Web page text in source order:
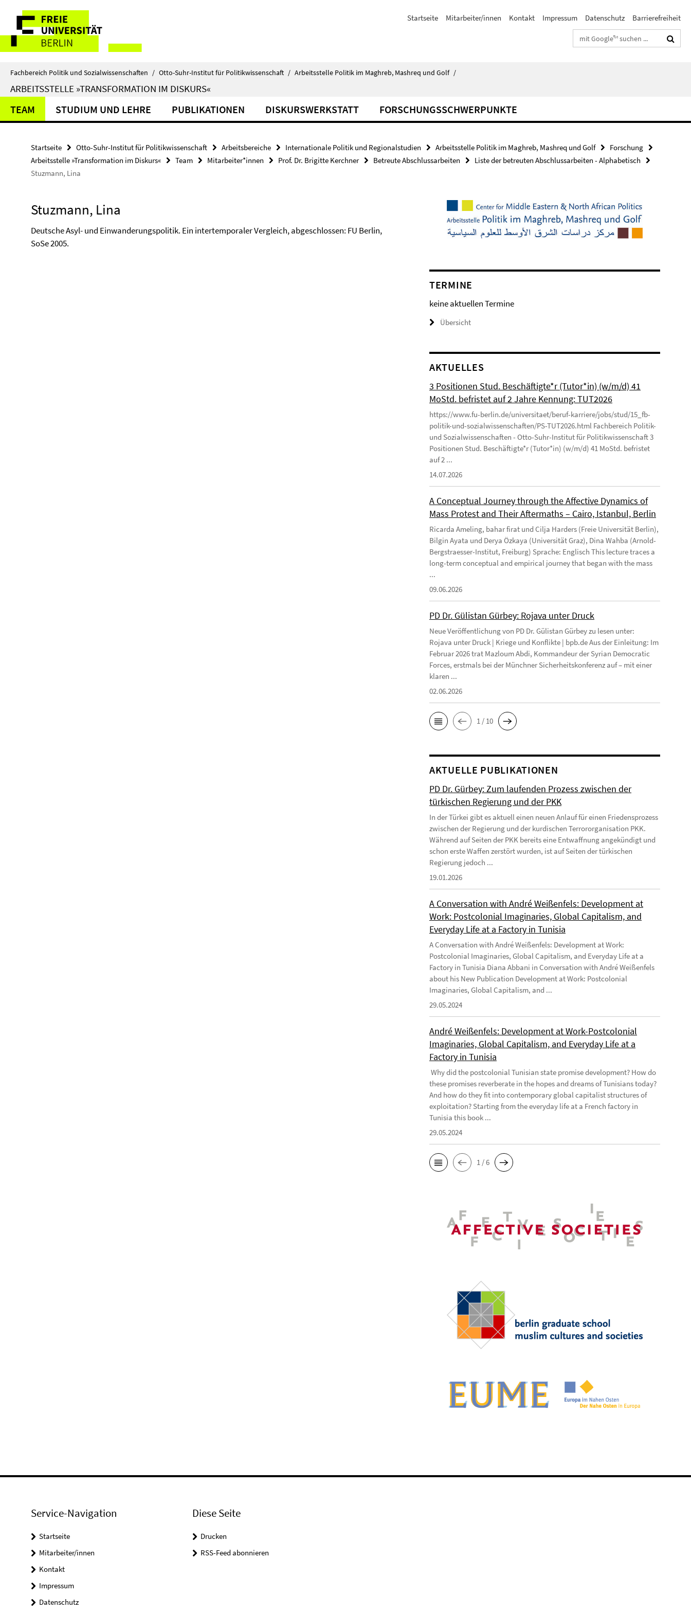
direkt
Inhalt
Service-
Navigation
Startseite Mitarbeiter/innen Kontakt Impressum Datenschutz
Barrierefreiheit
Suchbegriffe
Fachbereich Politik und Sozialwissenschaften / Otto-Suhr-Institut für Politikwissenschaft / Arbeitsstelle Politik im Maghreb, Mashreq und Golf /
ARBEITSSTELLE »TRANSFORMATION IM DISKURS«
TEAM STUDIUM UND LEHRE PUBLIKATIONEN DISKURSWERKSTATT FORSCHUNGSSCHWERPUNKTE
Startseite Otto-Suhr-Institut für Politikwissenschaft Arbeitsbereiche Internationale Politik und Regionalstudien Arbeitsstelle Politik im Maghreb, Mashreq und Golf
Forschung
Arbeitsstelle »Transformation im Diskurs«
Team Mitarbeiter*innen Prof. Dr. Brigitte Kerchner Betreute Abschlussarbeiten
Liste der betreuten Abschlussarbeiten - Alphabetisch
Stuzmann, Lina
Stuzmann, Lina
Deutsche Asyl- und Einwanderungspolitik. Ein intertemporaler Vergleich, abgeschlossen: FU Berlin,
SoSe 2005.
TERMINE
keine aktuellen Termine
Übersicht
AKTUELLES
3 Positionen Stud. Beschäftigte*r (Tutor*in) (w/m/d) 41
MoStd. befristet auf 2 Jahre Kennung: TUT2026
https://www.fu-berlin.de/universitaet/beruf-karriere/jobs/stud/15_fb-
politik-und-sozialwissenschaften/PS-TUT2026.html Fachbereich Politik-
und Sozialwissenschaften - Otto-Suhr-Institut für Politikwissenschaft 3
Positionen Stud. Beschäftigte*r (Tutor*in) (w/m/d) 41 MoStd. befristet
auf 2 ...
14.07.2026
A Conceptual Journey through the Affective Dynamics of
Mass Protest and Their Aftermaths – Cairo, Istanbul, Berlin
Ricarda Ameling, bahar firat und Cilja Harders (Freie Universität Berlin),
Bilgin Ayata und Derya Özkaya (Universität Graz), Dina Wahba (Arnold-
Bergstraesser-Institut, Freiburg) Sprache: Englisch This lecture traces a
long-term conceptual and empirical journey that began with the mass
...
09.06.2026
PD Dr. Gülistan Gürbey: Rojava unter Druck
Neue Veröffentlichung von PD Dr. Gülistan Gürbey zu lesen unter:
Rojava unter Druck | Kriege und Konflikte | bpb.de Aus der Einleitung: Im
Februar 2026 trat Mazloum Abdi, Kommandeur der Syrian Democratic
Forces, erstmals bei der Münchner Sicherheitskonferenz auf – mit einer
klaren ...
02.06.2026
1 / 10
AKTUELLE PUBLIKATIONEN
PD Dr. Gürbey: Zum laufenden Prozess zwischen der
türkischen Regierung und der PKK
In der Türkei gibt es aktuell einen neuen Anlauf für einen Friedensprozess
zwischen der Regierung und der kurdischen Terrororganisation PKK.
Während auf Seiten der PKK bereits eine Entwaffnung angekündigt und
schon erste Waffen zerstört wurden, ist auf Seiten der türkischen
Regierung jedoch ...
19.01.2026
A Conversation with André Weißenfels: Development at
Work: Postcolonial Imaginaries, Global Capitalism, and
Everyday Life at a Factory in Tunisia
A Conversation with André Weißenfels: Development at Work:
Postcolonial Imaginaries, Global Capitalism, and Everyday Life at a
Factory in Tunisia Diana Abbani in Conversation with André Weißenfels
about his New Publication Development at Work: Postcolonial
Imaginaries, Global Capitalism, and ...
29.05.2024
André Weißenfels: Development at Work-Postcolonial
Imaginaries, Global Capitalism, and Everyday Life at a
Factory in Tunisia
Why did the postcolonial Tunisian state promise development? How do
these promises reverberate in the hopes and dreams of Tunisians today?
And how do they fit into contemporary global capitalist structures of
exploitation? Starting from the everyday life at a French factory in
Tunisia this book ...
29.05.2024
1 / 6
Service-Navigation
Startseite
Mitarbeiter/innen
Kontakt
Impressum
Datenschutz
Diese Seite
Drucken
RSS-Feed abonnieren